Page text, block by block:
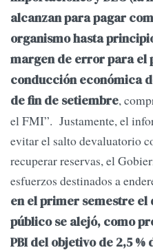
alcanzan para pagar
organismo hasta
margen de error para el
conducción económica
de fin de setiembre,
el FMI”. Justamente, el
evitar el salto devaluatorio
recuperar reservas, el
esfuerzos destinados a
en el primer semestre
público se alejó, como
PBI del objetivo de 2,5